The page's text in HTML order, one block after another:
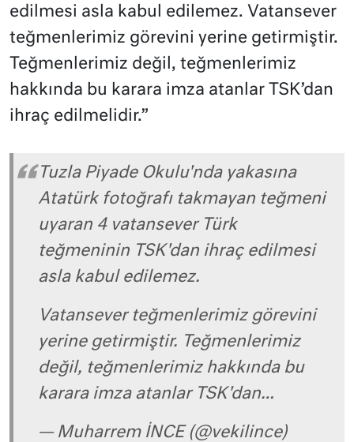
edilmesi asla kabul edilemez. Vatansever
teğmenlerimiz görevini yerine getirmiştir.
Teğmenlerimiz değil, teğmenlerimiz
hakkında bu karara imza atanlar TSK’dan
ihraç edilmelidir.”
Tuzla Piyade Okulu'nda yakasına
Atatürk fotoğrafı takmayan teğmeni
uyaran 4 vatansever Türk
teğmeninin TSK'dan ihraç edilmesi
asla kabul edilemez.
Vatansever teğmenlerimiz görevini
yerine getirmiştir. Teğmenlerimiz
değil, teğmenlerimiz hakkında bu
karara imza atanlar TSK'dan…
— Muharrem İNCE (@vekilince)